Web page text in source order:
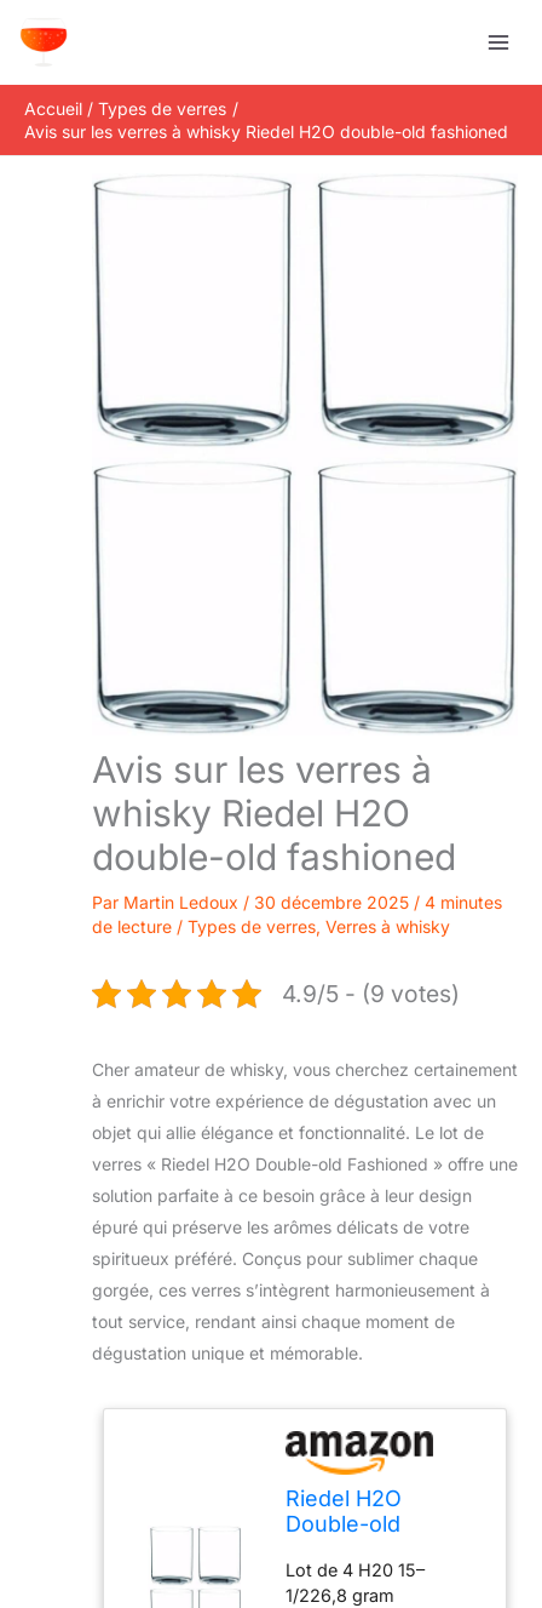
Accueil
Types de verres
Avis sur les verres à whisky Riedel H2O double-old fashioned
Avis sur les verres à
whisky Riedel H2O
double-old fashioned
Par Martin Ledoux / 30 décembre 2025 / 4 minutes
de lecture / Types de verres, Verres à whisky
4.9/5 - (9 votes)
Cher amateur de whisky, vous cherchez certainement
à enrichir votre expérience de dégustation avec un
objet qui allie élégance et fonctionnalité. Le lot de
verres « Riedel H2O Double-old Fashioned » offre une
solution parfaite à ce besoin grâce à leur design
épuré qui préserve les arômes délicats de votre
spiritueux préféré. Conçus pour sublimer chaque
gorgée, ces verres s’intègrent harmonieusement à
tout service, rendant ainsi chaque moment de
dégustation unique et mémorable.
Riedel H2O
Double-old
whisky, Lot de 4
Lot de 4 H20 15–
1/226,8 gram
e
c
h
e